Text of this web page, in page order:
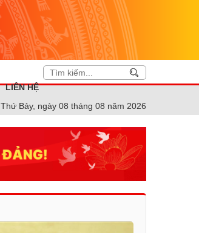
LIÊN HỆ
Thứ Bảy, ngày 08 tháng 08 năm 2026